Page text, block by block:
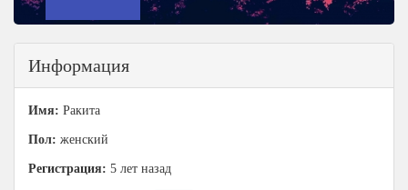
Информация
Имя: Ракита
Пол: женский
Регистрация: 5 лет назад